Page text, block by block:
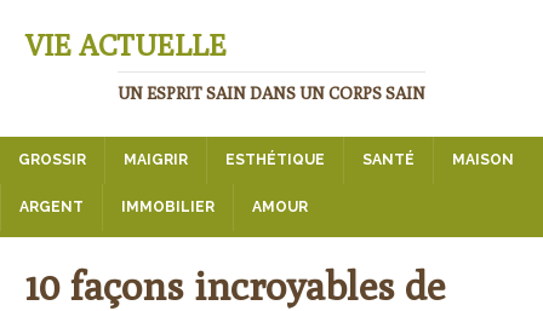
VIE ACTUELLE
UN ESPRIT SAIN DANS UN CORPS SAIN
GROSSIR MAIGRIR ESTHÉTIQUE SANTÉ MAISON
ARGENT IMMOBILIER AMOUR
10 façons incroyables de